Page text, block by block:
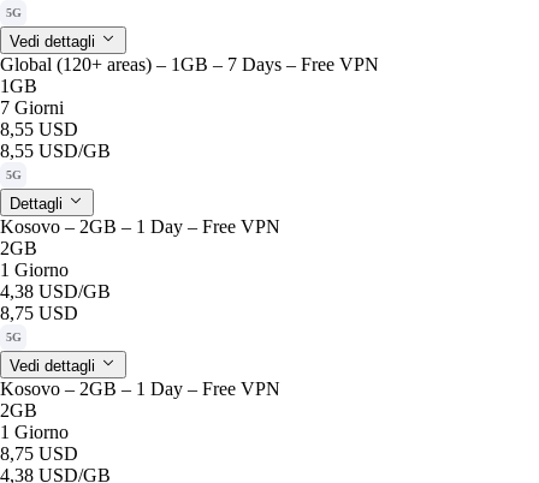
5G
Vedi dettagli
Global (120+ areas) – 1GB – 7 Days – Free VPN
1GB
7 Giorni
8,55 USD
8,55 USD/GB
5G
Dettagli
Kosovo – 2GB – 1 Day – Free VPN
2GB
1 Giorno
4,38 USD/GB
8,75 USD
5G
Vedi dettagli
Kosovo – 2GB – 1 Day – Free VPN
2GB
1 Giorno
8,75 USD
4,38 USD/GB